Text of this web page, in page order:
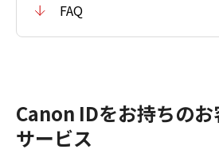
FAQ
Canon IDをお持ちの
サービス